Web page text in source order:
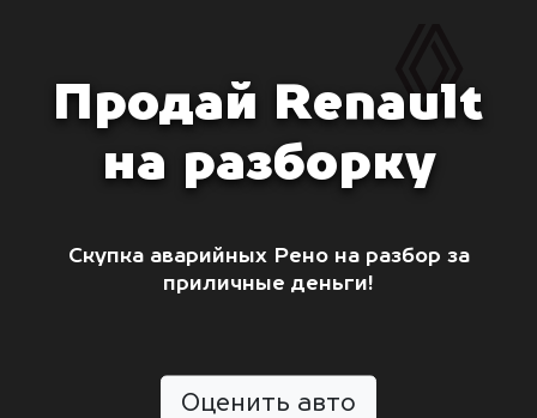
Продай Renault
на разборку
Скупка аварийных Рено на разбор за
приличные деньги!
Оценить авто